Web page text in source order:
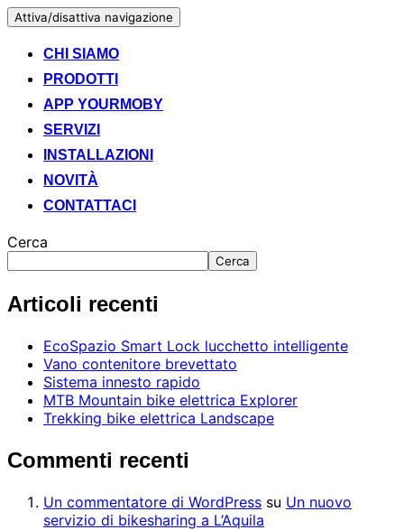
Attiva/disattiva navigazione
CHI SIAMO
PRODOTTI
APP YOURMOBY
SERVIZI
INSTALLAZIONI
NOVITÀ
CONTATTACI
Cerca
Cerca
Articoli recenti
EcoSpazio Smart Lock lucchetto intelligente
Vano contenitore brevettato
Sistema innesto rapido
MTB Mountain bike elettrica Explorer
Trekking bike elettrica Landscape
Commenti recenti
Un commentatore di WordPress su Un nuovo
servizio di bikesharing a L’Aquila